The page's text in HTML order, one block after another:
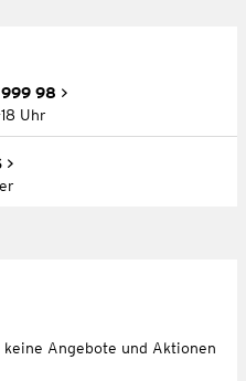
98
Uhr
Angebote und Aktionen